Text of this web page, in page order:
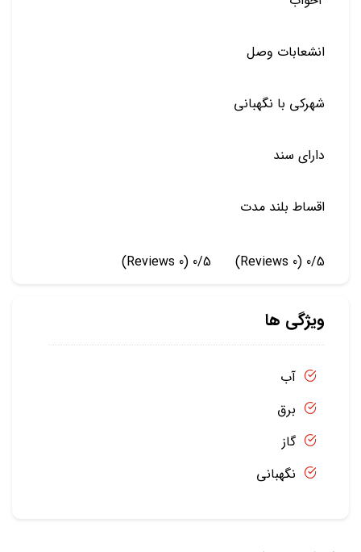
انشعابات وصل
شهرکی با نگهبانی
دارای سند
اقساط بلند مدت
0/5
(0 Reviews)
0/5
(0 Reviews)
ویژگی ها
آب
برق
گاز
نگهبانی